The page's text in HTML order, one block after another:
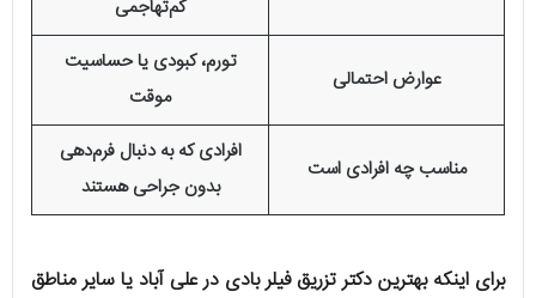
کم‌تهاجمی
عوارض احتمالی
تورم، کبودی یا حساسیت
موقت
مناسب چه افرادی است
افرادی که به دنبال فرم‌دهی
بدون جراحی هستند
برای اینکه بهترین دکتر تزریق فیلر بادی در علی آباد یا سایر مناطق